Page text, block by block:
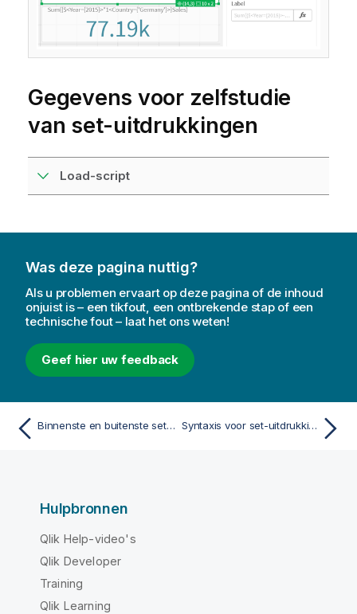
Gegevens voor zelfstudie
van set-uitdrukkingen
Load-script
Was deze pagina nuttig?
Als u problemen ervaart op deze pagina of de inhoud
onjuist is – een tikfout, een ontbrekende stap of een
technische fout – laat het ons weten!
Geef hier uw feedback
Binnenste en buitenste set-uitdrukkingen Syntaxis voor set-uitdrukkingen
Hulpbronnen
Qlik Help-video's
Qlik Developer
Training
Qlik Learning